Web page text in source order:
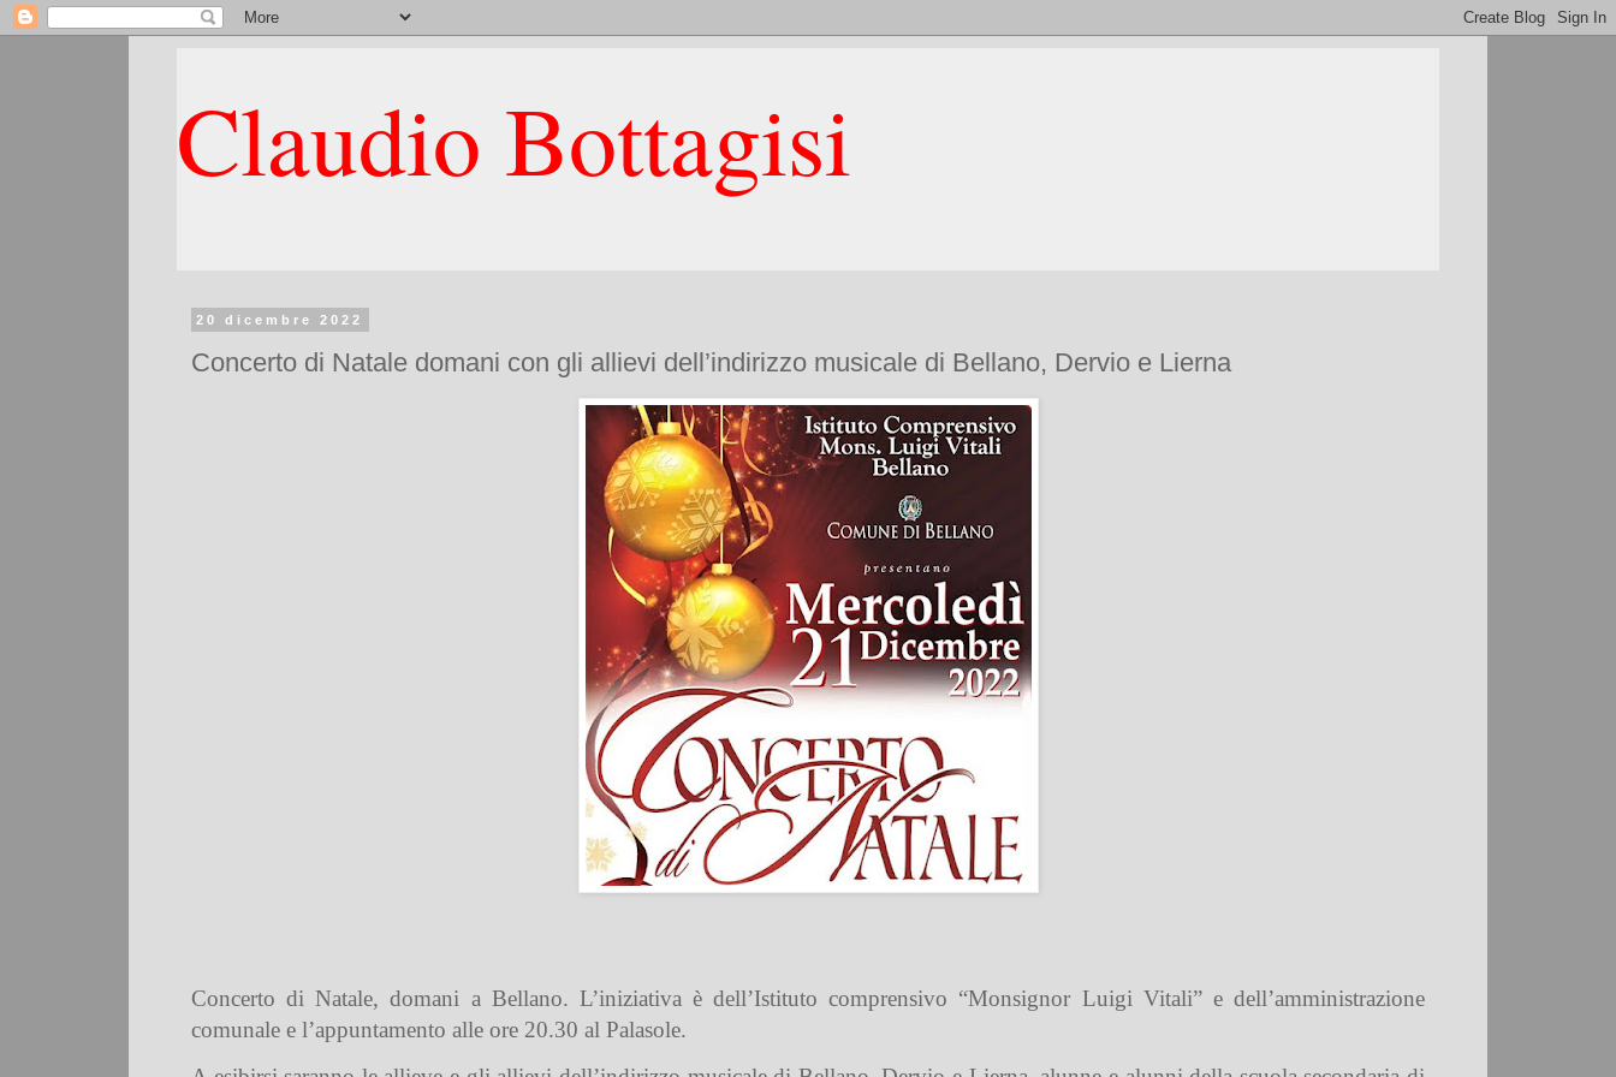
Claudio Bottagisi
20 dicembre 2022
Concerto di Natale domani con gli allievi dell’indirizzo musicale di Bellano, Dervio e Lierna
Concerto di Natale, domani a Bellano. L’iniziativa è dell’Istituto comprensivo “Monsignor Luigi Vitali” e dell’amministrazione
comunale e l’appuntamento alle ore 20.30 al Palasole.